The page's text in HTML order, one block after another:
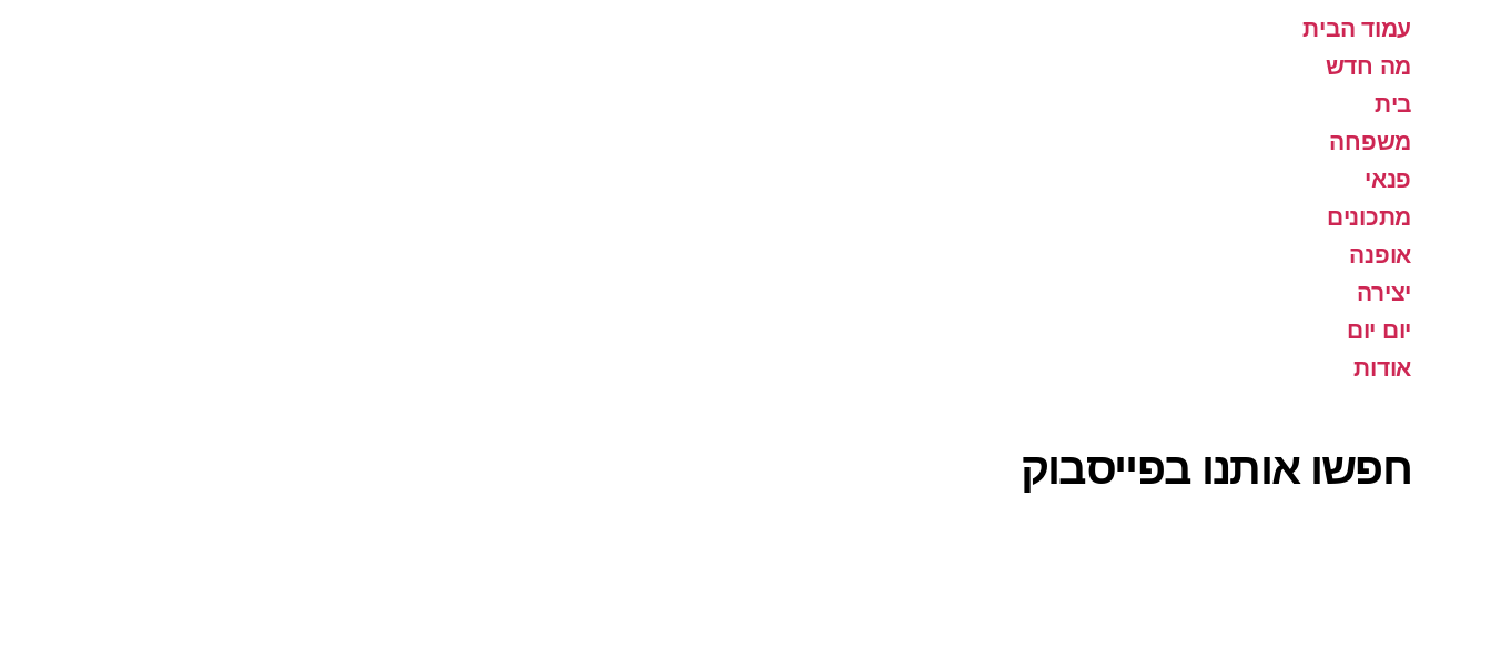
עמוד הבית
מה חדש
בית
משפחה
פנאי
מתכונים
אופנה
יצירה
יום יום
אודות
חפשו אותנו בפייסבוק